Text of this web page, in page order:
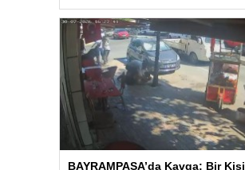
BAYRAMPAŞA’da Kavga: Bir Kişi